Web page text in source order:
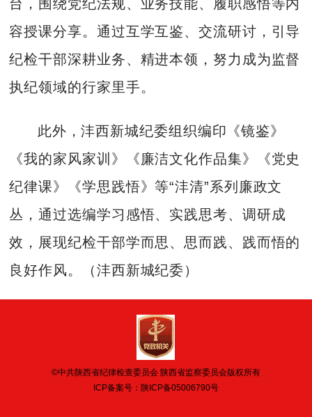
台，围绕党纪法规、业务技能、履职感悟等内
容授课分享。通过互学互鉴、交流研讨，引导
纪检干部深耕业务、精进本领，努力成为监督
执纪领域的行家里手。
此外，沣西新城纪委组织编印《镜鉴》
《我的家风家训》《廉洁文化作品集》《党史
纪律课》《学思践悟》等“沣清”系列廉政文
丛，通过选编学习感悟、实践思考、调研成
效，展现纪检干部学而思、思而践、践而悟的
良好作风。（沣西新城纪委）
©中共陕西省纪律检查委员会 陕西省监察委员会版权所有
ICP备案号： 陕ICP备05006790号